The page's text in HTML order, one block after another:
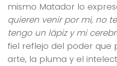
mismo Matador lo
quieren venir por mi, no
tengo un lápiz y mi
fiel reflejo del poder que
arte, la pluma y el